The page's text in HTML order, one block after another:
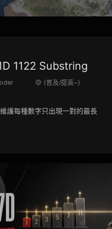
1122 Substring
🟡 (普及/提高−)
護每種數字只出現一對的最長